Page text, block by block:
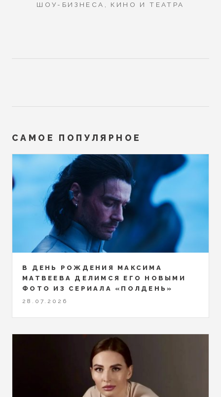
ШОУ-БИЗНЕСА, КИНО И ТЕАТРА
САМОЕ ПОПУЛЯРНОЕ
В ДЕНЬ РОЖДЕНИЯ МАКСИМА
МАТВЕЕВА ДЕЛИМСЯ ЕГО НОВЫМИ
ФОТО ИЗ СЕРИАЛА «ПОЛДЕНЬ»
28.07.2026